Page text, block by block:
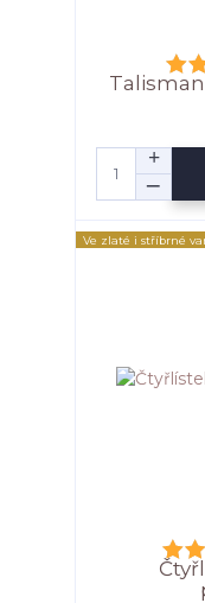
Ve zlaté i stříbrné